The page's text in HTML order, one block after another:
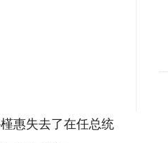
惠失去了在任总统